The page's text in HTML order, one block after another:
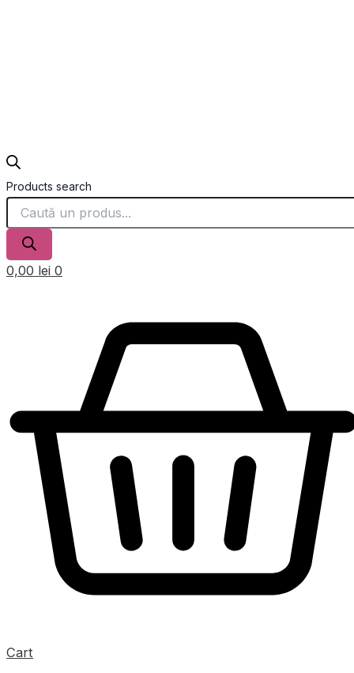
Products search
0,00 lei 0
Cart